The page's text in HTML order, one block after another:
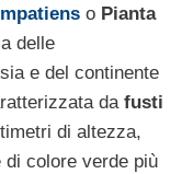
Impatiens o Pianta
delle
e del continente
dafusti
di altezza,
colore verde più